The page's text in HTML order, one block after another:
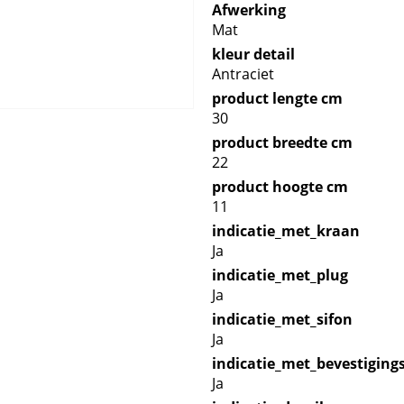
Afwerking
Mat
kleur detail
Antraciet
product lengte cm
30
product breedte cm
22
product hoogte cm
11
indicatie_met_kraan
Ja
indicatie_met_plug
Ja
indicatie_met_sifon
Ja
Ja